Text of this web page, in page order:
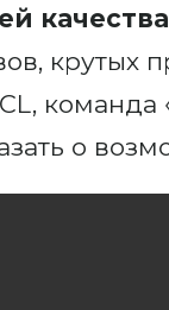
крутых
о